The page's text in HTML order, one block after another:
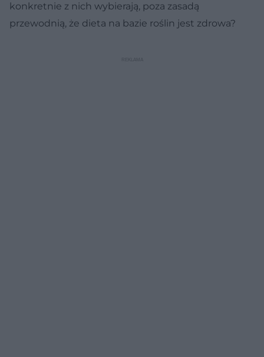
konkretnie z nich wybierają, poza zasadą
przewodnią, że dieta na bazie roślin jest zdrowa?